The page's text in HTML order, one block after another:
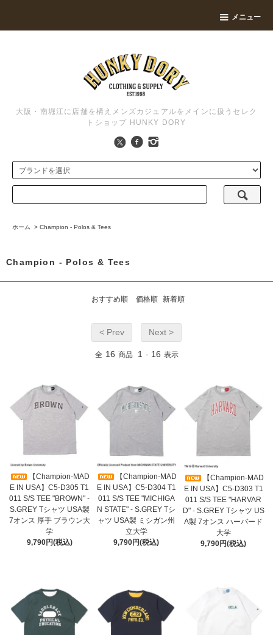
メニュー
大阪・南堀江に店舗を構えメンズカジュアルをメインに扱うセレク
トショップ HUNKY DORY
ホーム > Champion - Polos & Tees
Champion - Polos & Tees
おすすめ順 価格順 新着順
< Prev Next >
全 16 商品 1 - 16 表示
【Champion-MAD
E IN USA】C5-D305 T1
011 S/S TEE "BROWN" -
S.GREY Tシャツ USA製
7オンス 厚手 ブラウン大
学
9,790円(税込)
【Champion-MAD
E IN USA】C5-D304 T1
011 S/S TEE "MICHIGA
N STATE" - S.GREY Tシ
ャツ USA製 ミシガン州
立大学
9,790円(税込)
【Champion-MAD
E IN USA】C5-D303 T1
011 S/S TEE "HARVAR
D" - S.GREY Tシャツ US
A製 7オンス ハーバード
大学
9,790円(税込)